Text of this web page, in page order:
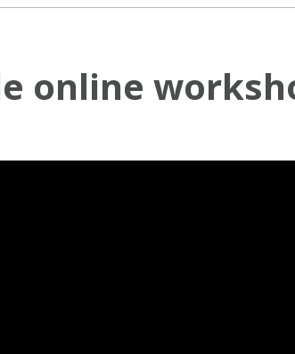
online